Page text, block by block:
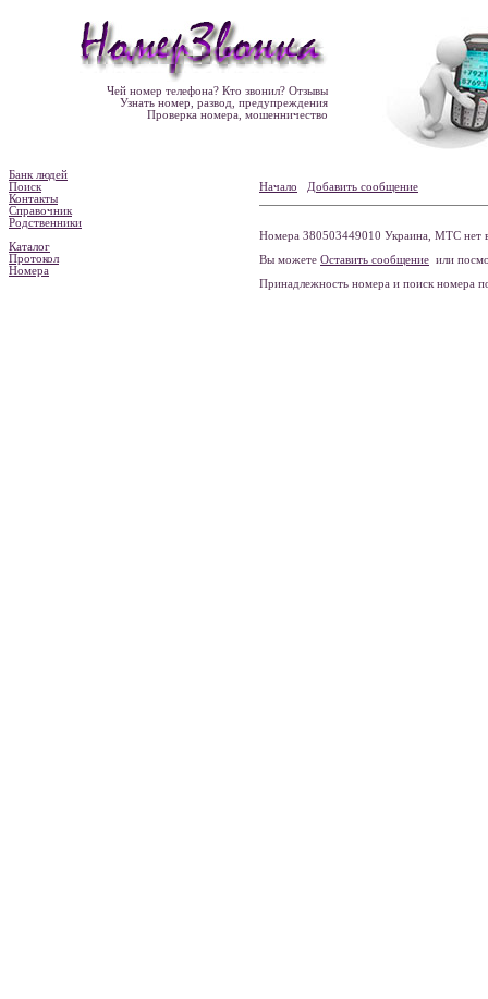
Чей номер телефона? Кто звонил? Отзывы
Узнать номер, развод, предупреждения
Проверка номера, мошенничество
Банк людей
Поиск
Контакты
Справочник
Родственники
Каталог
Протокол
Номера
Начало Добавить сообщение
Номера 380503449010 Украина, МТС нет
Вы можете Оставить сообщение или
Принадлежность номера и поиск номера